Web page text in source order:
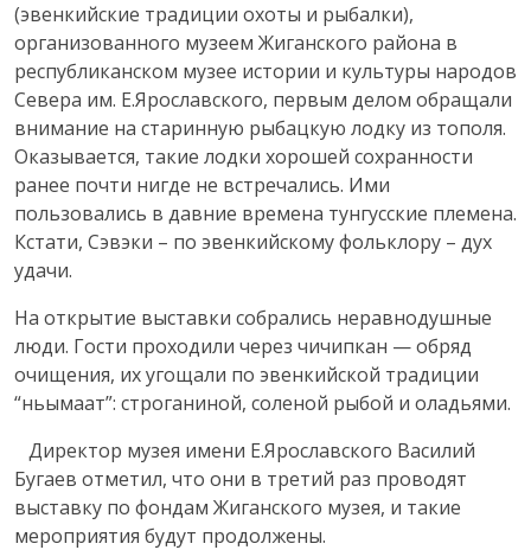
(эвенкийские традиции охоты и рыбалки),
организованного музеем Жиганского района в
республиканском музее истории и культуры народов
Севера им. Е.Ярославского, первым делом обращали
внимание на старинную рыбацкую лодку из тополя.
Оказывается, такие лодки хорошей сохранности
ранее почти нигде не встречались. Ими
пользовались в давние времена тунгусские племена.
Кстати, Сэвэки – по эвенкийскому фольклору – дух
удачи.
На открытие выставки собрались неравнодушные
люди. Гости проходили через чичипкан — обряд
очищения, их угощали по эвенкийской традиции
“ньымаат”: строганиной, соленой рыбой и оладьями.
Директор музея имени Е.Ярославского Василий
Бугаев отметил, что они в третий раз проводят
выставку по фондам Жиганского музея, и такие
мероприятия будут продолжены.